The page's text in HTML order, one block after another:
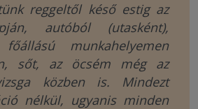
reggeltől késő estig az
autóból (utasként),
munkahelyemen
sőt, az öcsém még az
közben is. Mindezt
nélkül, ugyanis minden